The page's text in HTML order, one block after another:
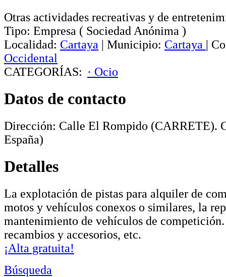
Otras actividades recreativas y de
Tipo: Empresa ( Sociedad Anónima )
Localidad: Cartaya | Municipio: Cartaya |
Occidental
CATEGORÍAS: · Ocio
Datos de contacto
Dirección: Calle El Rompido (CARRETE).
España)
Detalles
La explotación de pistas para alquiler de
motos y vehículos conexos o similares, la
mantenimiento de vehículos de
recambios y accesorios, etc.
¡Alta gratuita!
Búsqueda